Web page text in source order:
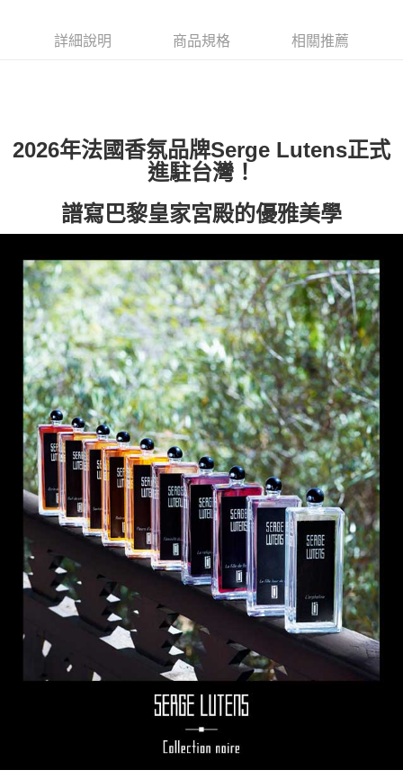
每筆NT$100，滿NT$1,000(含以上)免運費
宅配(全站)
每筆NT$80，滿NT$1,000(含以上)免運費
詳細說明 商品規格 相關推薦
2026年法國香氛品牌Serge Lutens正式
進駐台灣！
譜寫巴黎皇家宮殿的優雅美學